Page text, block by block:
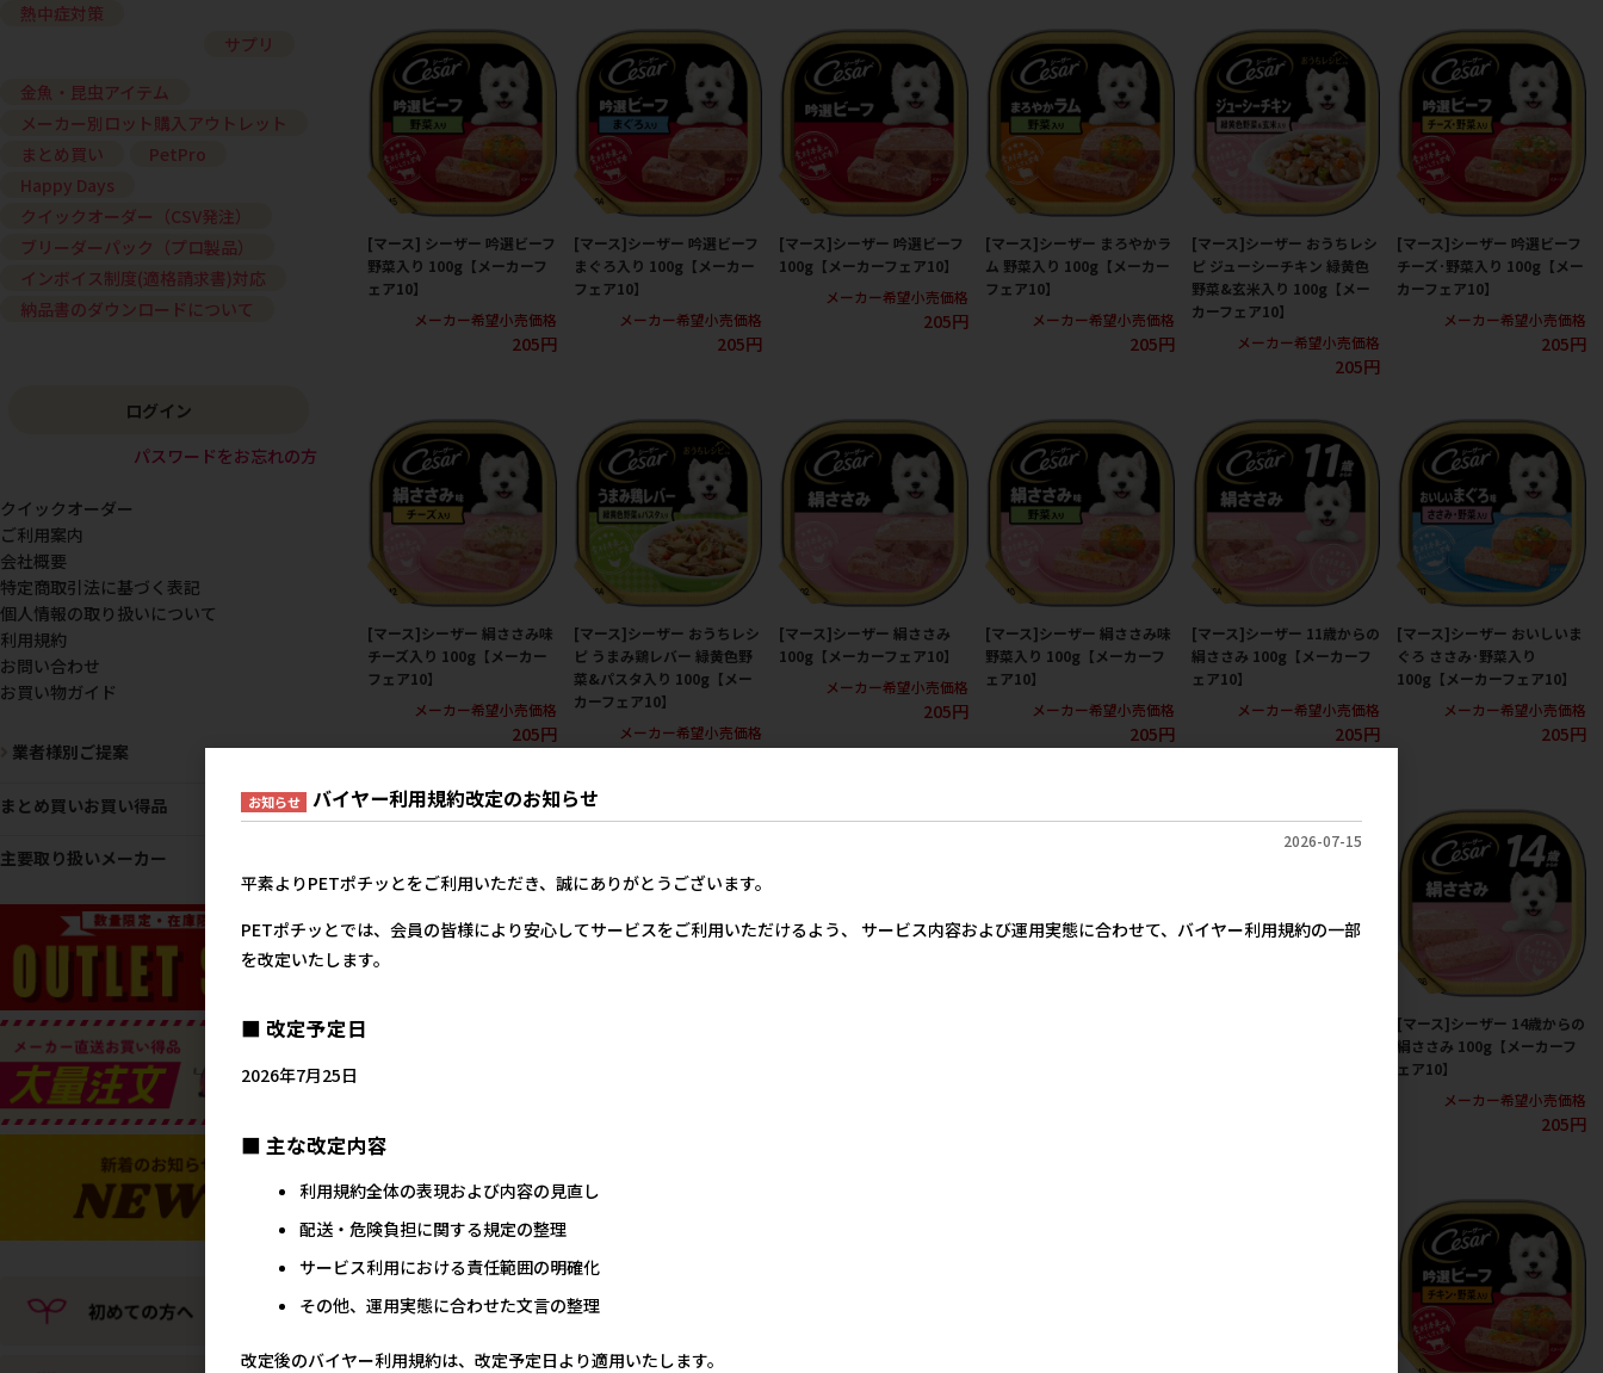
[マース] シーザー 吟選ビーフ
野菜入り 100g【メーカーフ
ェア10】
メーカー希望小売価格
205円
[マース]シーザー 吟選ビーフ
まぐろ入り 100g【メーカー
フェア10】
メーカー希望小売価格
205円
[マース]シーザー 吟選ビーフ
100g【メーカーフェア10】
メーカー希望小売価格
205円
[マース]シーザー まろやかラ
ム 野菜入り 100g【メーカー
フェア10】
メーカー希望小売価格
205円
[マース]シーザー おうちレシ
ピ ジューシーチキン 緑黄色
野菜&玄米入り 100g【メー
カーフェア10】
メーカー希望小売価格
205円
[マース]シーザー 吟選ビーフ
チーズ･野菜入り 100g【メー
カーフェア10】
メーカー希望小売価格
205円
[マース]シーザー 絹ささみ味
チーズ入り 100g【メーカー
フェア10】
メーカー希望小売価格
205円
[マース]シーザー おうちレシ
ピ うまみ鶏レバー 緑黄色野
菜&パスタ入り 100g【メー
カーフェア10】
メーカー希望小売価格
205円
[マース]シーザー 絹ささみ
100g【メーカーフェア10】
メーカー希望小売価格
205円
[マース]シーザー 絹ささみ味
野菜入り 100g【メーカーフ
ェア10】
メーカー希望小売価格
205円
[マース]シーザー 11歳からの
絹ささみ 100g【メーカーフ
ェア10】
メーカー希望小売価格
205円
[マース]シーザー おいしいま
ぐろ ささみ･野菜入り
100g【メーカーフェア10】
メーカー希望小売価格
205円
[マース]シーザー 14歳からの
絹ささみ 100g【メーカーフ
ェア10】
メーカー希望小売価格
205円
熱中症対策
サプリ
金魚・昆虫アイテム
メーカー別ロット購入アウトレット
まとめ買い
PetPro
Happy Days
クイックオーダー（CSV発注）
ブリーダーパック（プロ製品）
インボイス制度(適格請求書)対応
納品書のダウンロードについて
ログイン
パスワードをお忘れの方
クイックオーダー
ご利用案内
会社概要
特定商取引法に基づく表記
個人情報の取り扱いについて
利用規約
お問い合わせ
お買い物ガイド
業者様別ご提案
まとめ買いお買い得品
主要取り扱いメーカー
お知らせ バイヤー利用規約改定のお知らせ
2026-07-15
平素よりPETポチッとをご利用いただき、誠にありがとうございます。
PETポチッとでは、会員の皆様により安心してサービスをご利用いただけるよう、 サービス内容および運用実態に合わせて、バイヤー利用規約の一部
を改定いたします。
■ 改定予定日
2026年7月25日
■ 主な改定内容
利用規約全体の表現および内容の見直し
配送・危険負担に関する規定の整理
サービス利用における責任範囲の明確化
その他、運用実態に合わせた文言の整理
改定後のバイヤー利用規約は、改定予定日より適用いたします。